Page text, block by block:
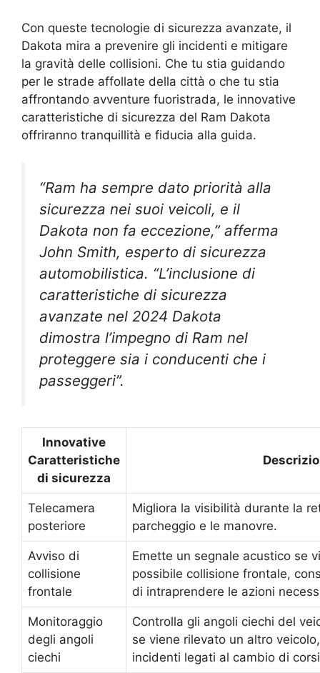
Con queste tecnologie di sicurezza avanzate, il
Dakota mira a prevenire gli incidenti e mitigare
la gravità delle collisioni. Che tu stia guidando
per le strade affollate della città o che tu stia
affrontando avventure fuoristrada, le innovative
caratteristiche di sicurezza del Ram Dakota
offriranno tranquillità e fiducia alla guida.
“Ram ha sempre dato priorità alla
sicurezza nei suoi veicoli, e il
Dakota non fa eccezione,” afferma
John Smith, esperto di sicurezza
automobilistica. “L’inclusione di
caratteristiche di sicurezza
avanzate nel 2024 Dakota
dimostra l’impegno di Ram nel
proteggere sia i conducenti che i
passeggeri”.
Innovative
Caratteristiche
di sicurezza
Telecamera
posteriore
Migliora la visibilità durante la
parcheggio e le manovre.
Avviso di
collisione
frontale
Emette un segnale acustico se
possibile collisione frontale,
di intraprendere le azioni
Monitoraggio
degli angoli
ciechi
Controlla gli angoli ciechi del
se viene rilevato un altro
incidenti legati al cambio di